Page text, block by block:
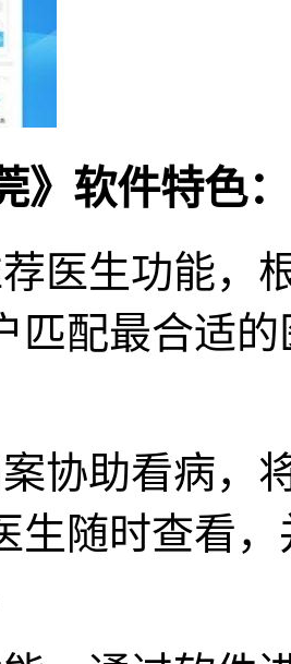
》软件特色：
医生功能，
匹配最合适
协助看病，
生随时查看